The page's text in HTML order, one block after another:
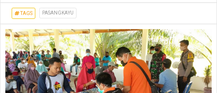
TAGS PASANGKAYU